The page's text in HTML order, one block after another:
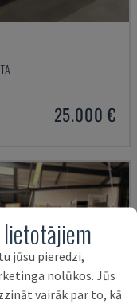
25.000 €
lietotājiem
jūsu pieredzi,
nolūkos. Jūs
vairāk par to, kā